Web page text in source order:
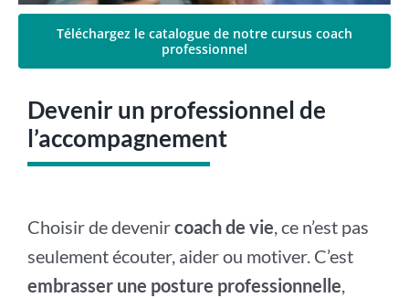
Téléchargez le catalogue de notre cursus coach
professionnel
Devenir un professionnel de
l’accompagnement
Choisir de devenircoach de vie, ce n’est pas
seulement écouter, aider ou motiver. C’est
embrasser une posture professionnelle,